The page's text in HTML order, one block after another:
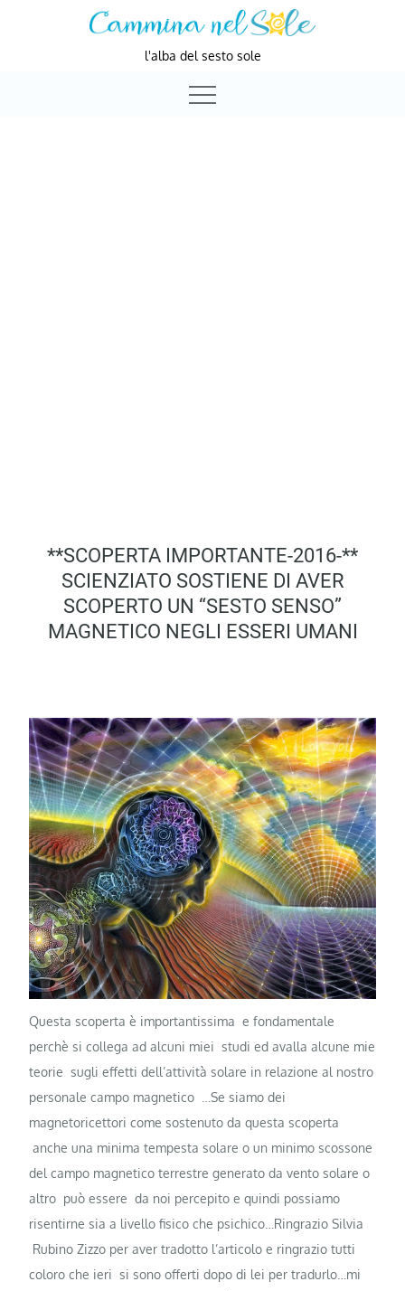
l'alba del sesto sole
**SCOPERTA IMPORTANTE-2016-**
SCIENZIATO SOSTIENE DI AVER
SCOPERTO UN “SESTO SENSO”
MAGNETICO NEGLI ESSERI UMANI
Questa scoperta è importantissima e fondamentale
perchè si collega ad alcuni miei studi ed avalla alcune mie
teorie sugli effetti dell’attività solare in relazione al nostro
personale campo magnetico …Se siamo dei
magnetoricettori come sostenuto da questa scoperta
anche una minima tempesta solare o un minimo scossone
del campo magnetico terrestre generato da vento solare o
altro può essere da noi percepito e quindi possiamo
risentirne sia a livello fisico che psichico…Ringrazio Silvia
Rubino Zizzo per aver tradotto l’articolo e ringrazio tutti
coloro che ieri si sono offerti dopo di lei per tradurlo…mi